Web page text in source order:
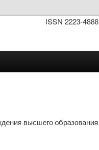
ISSN 2223-4888
высшего образования